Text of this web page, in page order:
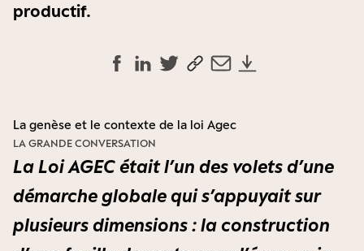
productif.
La genèse et le contexte de la loi Agec
La Loi AGEC était l’un des volets d’une
démarche globale qui s’appuyait sur
plusieurs dimensions : la construction
LA GRANDE CONVERSATION